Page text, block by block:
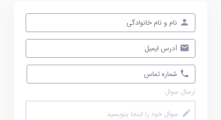
ارسال سوال